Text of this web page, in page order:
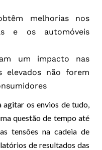
melhorias nos
e os automóveis
um impacto nas
elevados não forem
os envios de tudo,
questão de tempo até
tensões na cadeia de
de resultados das